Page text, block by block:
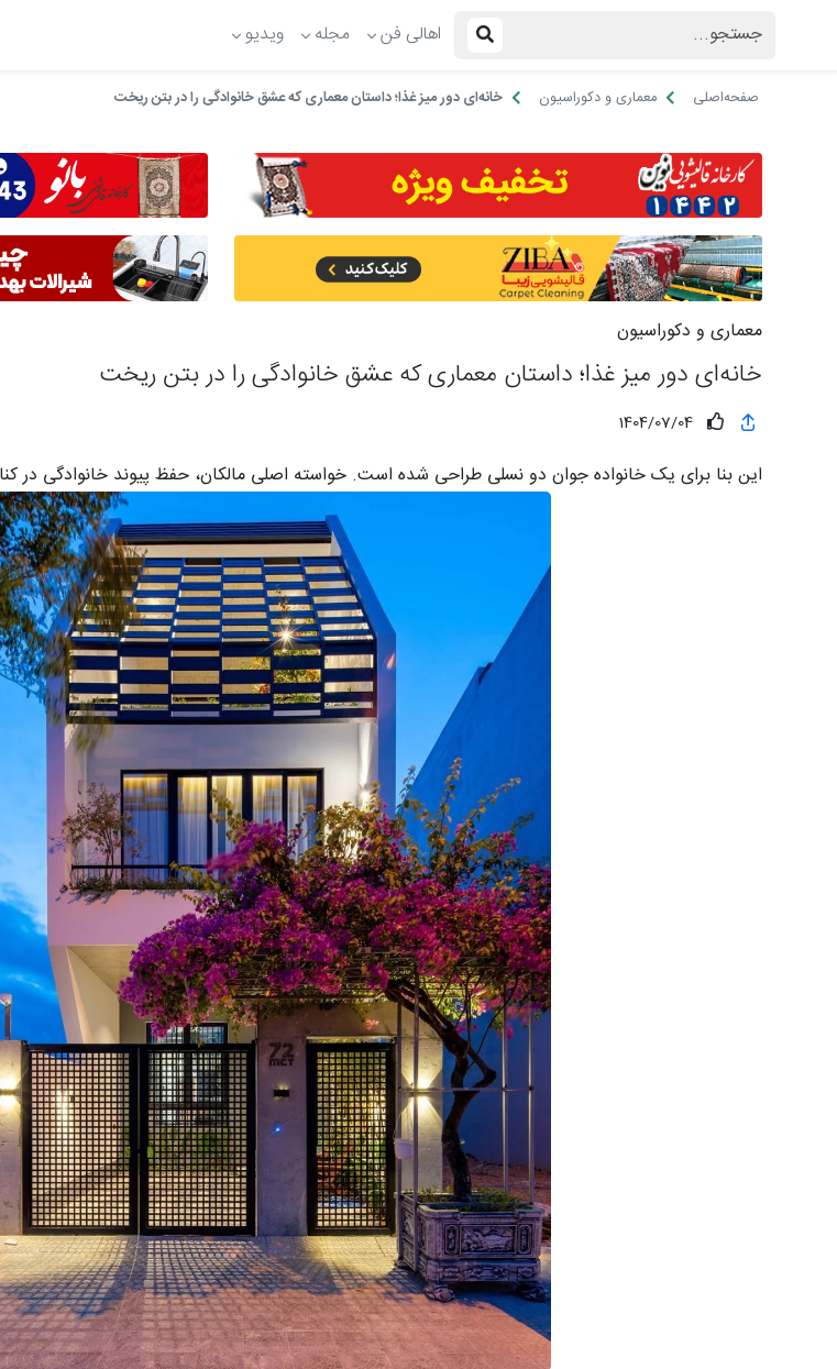
اهالی فن مجله ویدیو
صفحه‌اصلی معماری و دکوراسیون خانه‌ای دور میز غذا؛ داستان معماری که عشق خانوادگی را در بتن ریخت
معماری و دکوراسیون
خانه‌ای دور میز غذا؛ داستان معماری که عشق خانوادگی را در بتن ریخت
1404/07/04
این بنا برای یک خانواده جوان دو نسلی طراحی شده است. خواسته اصلی مالکان، حفظ پیوند خانوادگی